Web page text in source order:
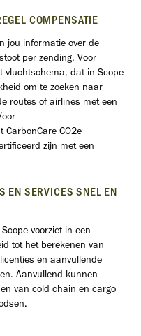
COMPENSATIE
jou informatie over de
per zending. Voor
vluchtschema, dat in Scope
om te zoeken naar
routes of airlines met een
CO2e
zijn met een
EN SERVICES SNEL EN
voorziet in een
tot het berekenen van
en aanvullende
Aanvullend kunnen
van cold chain en cargo